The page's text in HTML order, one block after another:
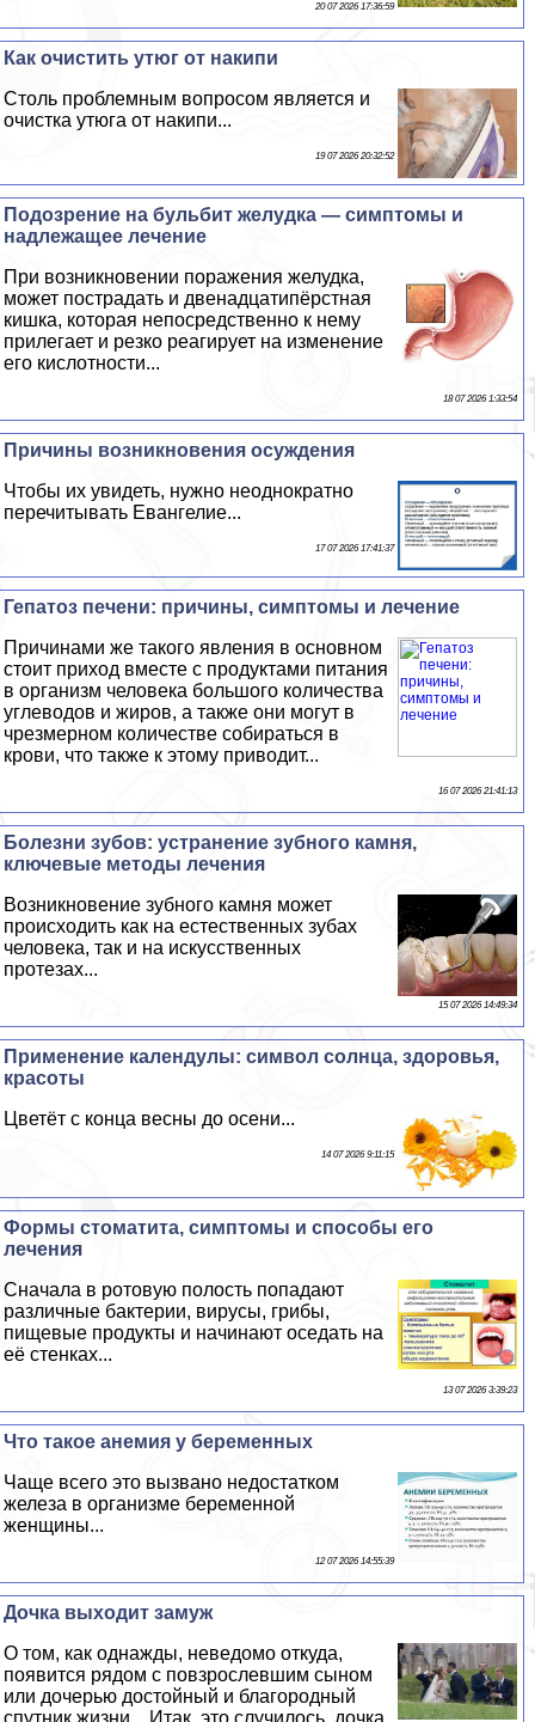
20 07 2026 17:36:59
Как очистить утюг от накипи
Столь проблемным вопросом является и
очистка утюга от накипи...
19 07 2026 20:32:52
Подозрение на бульбит желудка — симптомы и
надлежащее лечение
При возникновении поражения желудка,
может пострадать и двенадцатипёрстная
кишка, которая непосредственно к нему
прилегает и резко реагирует на изменение
его кислотности...
18 07 2026 1:33:54
Причины возникновения осуждения
Чтобы их увидеть, нужно неоднократно
перечитывать Евангелие...
17 07 2026 17:41:37
Гепатоз печени: причины, симптомы и лечение
Причинами же такого явления в основном
стоит приход вместе с продуктами питания
в организм человека большого количества
углеводов и жиров, а также они могут в
чрезмерном количестве собираться в
крови, что также к этому приводит...
16 07 2026 21:41:13
Болезни зубов: устранение зубного камня,
ключевые методы лечения
Возникновение зубного камня может
происходить как на естественных зубах
человека, так и на искусственных
протезах...
15 07 2026 14:49:34
Применение календулы: символ солнца, здоровья,
красоты
Цветёт с конца весны до осени...
14 07 2026 9:11:15
Формы стоматита, симптомы и способы его
лечения
Сначала в ротовую полость попадают
различные бактерии, вирусы, грибы,
пищевые продукты и начинают оседать на
её стенках...
13 07 2026 3:39:23
Что такое анемия у беременных
Чаще всего это вызвано недостатком
железа в организме беременной
женщины...
12 07 2026 14:55:39
Дочка выходит замуж
О том, как однажды, неведомо откуда,
появится рядом с повзрослевшим сыном
или дочерью достойный и благородный
спутник жизни…Итак, это случилось, дочка